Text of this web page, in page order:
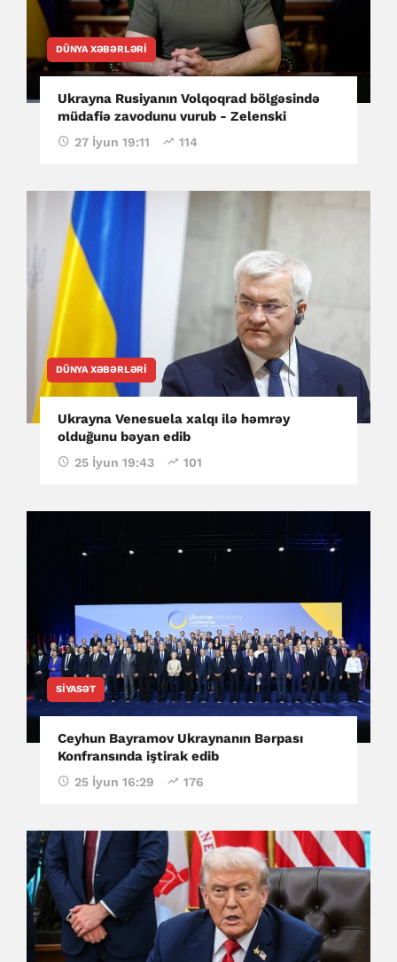
DÜNYA XƏBƏRLƏRI
Ukrayna Rusiyanın Volqoqrad bölgəsində
müdafiə zavodunu vurub - Zelenski
27 İyun 19:11 114
DÜNYA XƏBƏRLƏRI
Ukrayna Venesuela xalqı ilə həmrəy
olduğunu bəyan edib
25 İyun 19:43 101
SIYASƏT
Ceyhun Bayramov Ukraynanın Bərpası
Konfransında iştirak edib
25 İyun 16:29 176